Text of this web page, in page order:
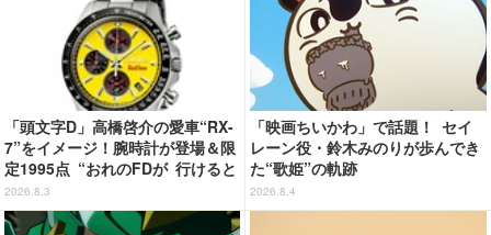
「頭文字D」高橋啓介の愛車“RX-
7”をイメージ！腕時計が登場＆限
定1995点 “おれのFDが 行けると
教えてくれてる…!!”
2026.8.3
「映画ちいかわ」で話題！ セイ
レーン役・鈴木みのりが歩んでき
た“歌姫”の軌跡
2026.8.4